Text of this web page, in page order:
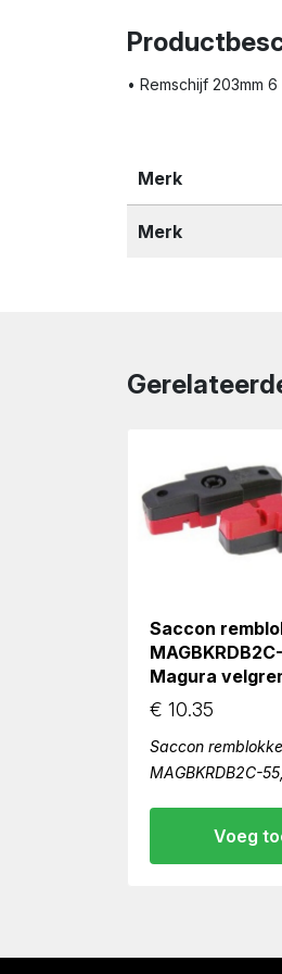
• Remschijf 203mm
Merk
Merk
Saccon
Magura
€ 10.35
Saccon
MAGBKRDB2C-
Voeg